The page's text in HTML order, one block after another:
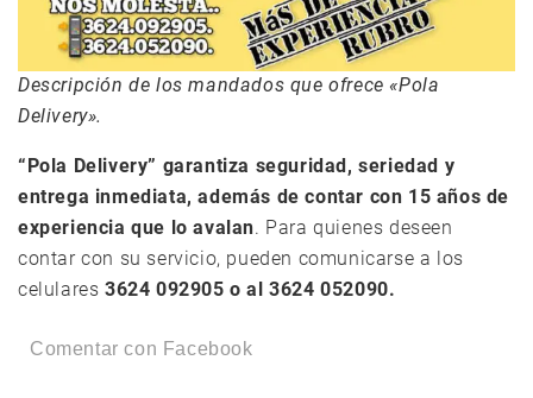
Descripción de los mandados que ofrece «Pola
Delivery».
“Pola Delivery” garantiza seguridad, seriedad y
entrega inmediata, además de contar con 15 años de
experiencia que lo avalan. Para quienes deseen
contar con su servicio, pueden comunicarse a los
celulares 3624 092905 o al 3624 052090.
Comentar con Facebook